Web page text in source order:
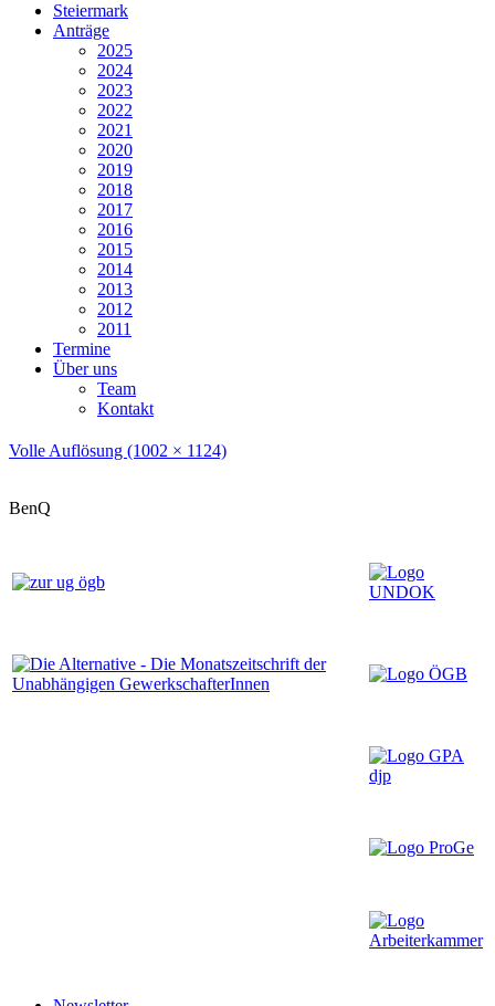
Steiermark
Anträge
2025
2024
2023
2022
2021
2020
2019
2018
2017
2016
2015
2014
2013
2012
2011
Termine
Über uns
Team
Kontakt
Volle Auflösung (1002 × 1124)
BenQ